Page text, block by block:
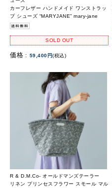
カーフレザー ハンドメイド ワンストラッ
プ シューズ “MARYJANE” mary-jane
SOLD OUT
価格 : 59,400円(税込)
R & D.M.Co- オールドマンズテーラー
リネン プリンセスフラワー スモール マル